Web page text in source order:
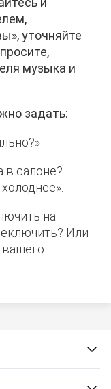
уточняйте
музыка и
задать:
в салоне?
на
Или